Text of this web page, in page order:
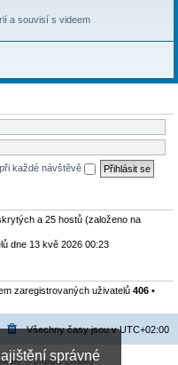
správné
a souvisí s videem
každé návštěvě
a 25 hostů (založeno na
dne 13 kvě 2026 00:23
zaregistrovaných uživatelů 406 •
Všechny časy jsou vUTC+02:00
© phpBB Limited